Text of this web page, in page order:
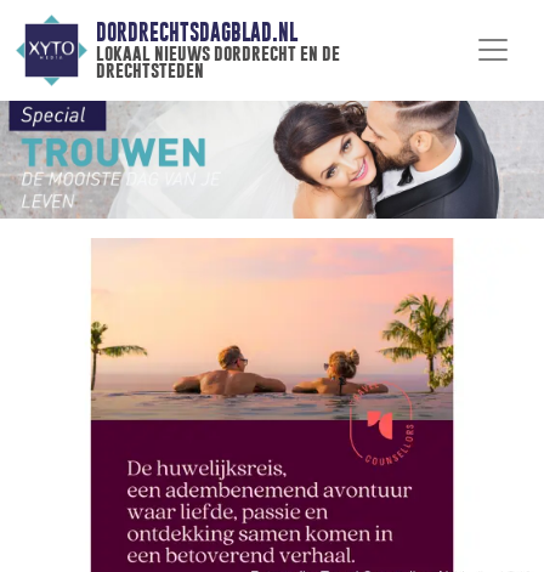
DORDRECHTSDAGBLAD.NL
lokaal nieuws dordrecht en de
drechtsteden